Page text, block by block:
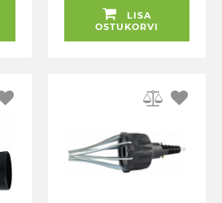
"HOMOKINETIC" JBM
LISA
OSTUKORVI